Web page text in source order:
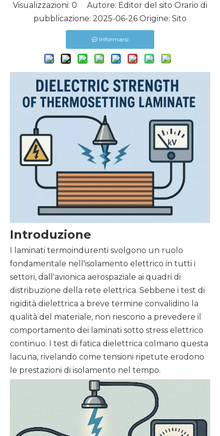
Visualizzazioni: 0 Autore: Editor del sito Orario di
pubblicazione: 2025-06-26 Origine: Sito
Informarsi
Introduzione
I laminati termoindurenti svolgono un ruolo
fondamentale nell'isolamento elettrico in tutti i
settori, dall'avionica aerospaziale ai quadri di
distribuzione della rete elettrica. Sebbene i test di
rigidità dielettrica a breve termine convalidino la
qualità del materiale, non riescono a prevedere il
comportamento dei laminati sotto stress elettrico
continuo. I test di fatica dielettrica colmano questa
lacuna, rivelando come tensioni ripetute erodono
le prestazioni di isolamento nel tempo.